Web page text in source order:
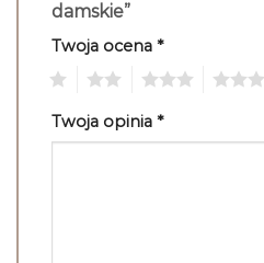
damskie”
Twoja ocena *
Twoja opinia *